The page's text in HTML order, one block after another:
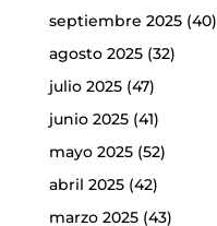
septiembre 2025(40)
agosto 2025(32)
julio 2025(47)
junio 2025(41)
mayo 2025(52)
abril 2025(42)
marzo 2025(43)